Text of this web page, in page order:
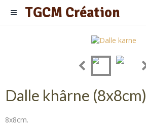
TGCM Création
Dalle khârne (8x8cm)
8x8cm.